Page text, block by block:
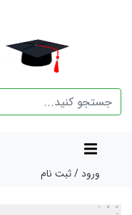
ورود /ثبت نام